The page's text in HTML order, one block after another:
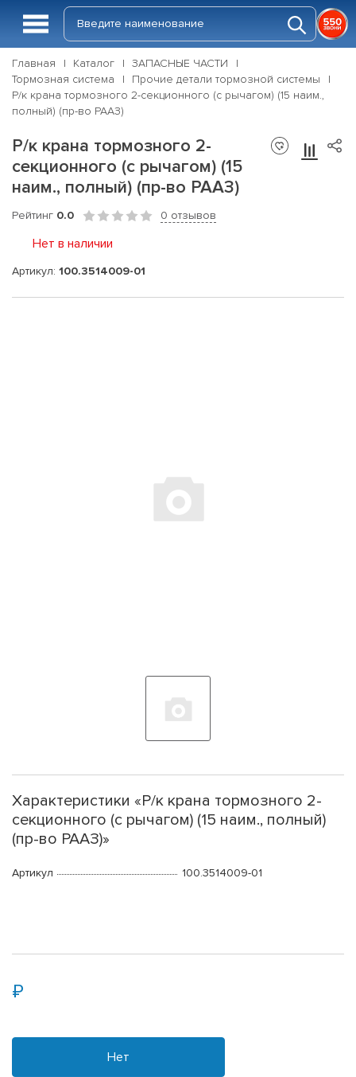
Главная Каталог
ЗАПАСНЫЕ ЧАСТИ
Тормозная система
Прочие детали тормозной системы
Р/к крана тормозного 2-секционного (с рычагом) (15 наим.,
полный) (пр-во РААЗ)
Р/к крана тормозного 2-
секционного (с рычагом) (15
наим., полный) (пр-во РААЗ)
Рейтинг 0.0 0 отзывов
Нет в наличии
Артикул: 100.3514009-01
Характеристики «Р/к крана тормозного 2-
секционного (с рычагом) (15 наим., полный)
(пр-во РААЗ)»
Артикул 100.3514009-01
Нет